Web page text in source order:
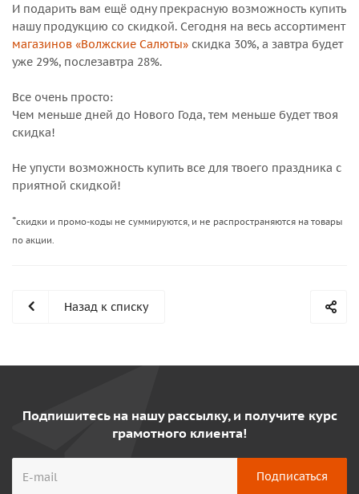
И подарить вам ещё одну прекрасную возможность купить
нашу продукцию со скидкой. Сегодня на весь ассортимент
магазинов «Волжские Салюты» скидка 30%, а завтра будет
уже 29%, послезавтра 28%.
Все очень просто:
Чем меньше дней до Нового Года, тем меньше будет твоя
скидка!
Не упусти возможность купить все для твоего праздника с
приятной скидкой!
*скидки и промо-коды не суммируются, и не распространяются на товары
по акции.
Назад к списку
Подпишитесь на нашу рассылку, и получите курс
грамотного клиента!